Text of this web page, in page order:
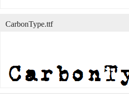
CarbonType.ttf